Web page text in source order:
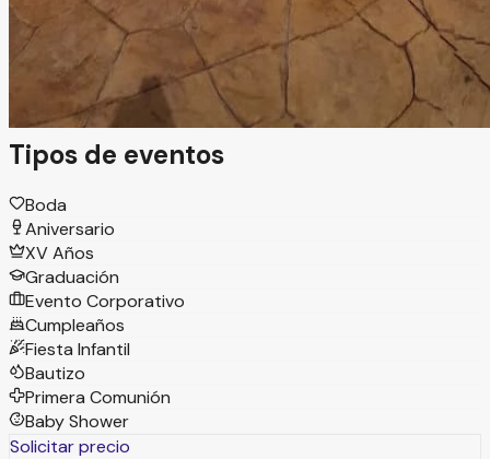
amplios jardines y espacios versátiles que se adaptan a
distintos estilos de celebración. Cada área está pensada
para brindarte comodidad, flexibilidad y el ambiente ideal
para crear momentos inolvidables.
Tipos de eventos
Boda
Aniversario
XV Años
Graduación
Evento Corporativo
Cumpleaños
Fiesta Infantil
Bautizo
Primera Comunión
Baby Shower
Solicitar precio